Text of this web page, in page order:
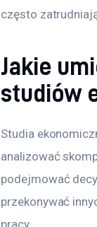
często
Jakie
studiów
Studia
analizować
podejmować
przekonywać